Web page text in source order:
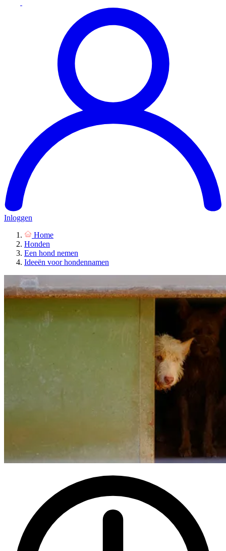
Inloggen
Home
Honden
Een hond nemen
Ideeën voor hondennamen